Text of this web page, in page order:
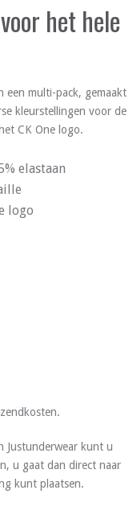
het hele
een multi-pack, gemaakt
kleurstellingen voor de
CK One logo.
elastaan
logo
Justunderwear kunt u
u gaat dan direct naar
kunt plaatsen.